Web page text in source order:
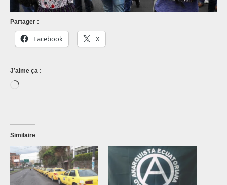
Partager :
Facebook X
J’aime ça :
Chargement…
Similaire